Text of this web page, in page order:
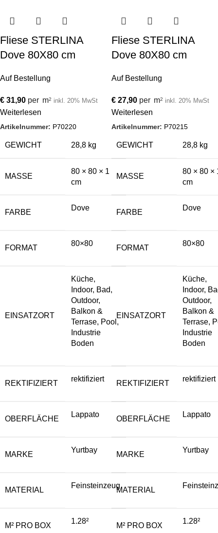
Fliese STERLINA
Dove 80X80 cm
Auf Bestellung
€ 31,90 per m2 inkl. 20% MwSt
Weiterlesen
Artikelnummer: P70220
GEWICHT 28,8 kg
MASSE
80 × 80 × 1
cm
FARBE
Dove
FORMAT
80×80
EINSATZORT
Küche,
Indoor, Bad,
Outdoor,
Balkon &
Terrase, Pool,
Industrie
Boden
REKTIFIZIERT
rektifiziert
OBERFLÄCHE
Lappato
MARKE
Yurtbay
MATERIAL
Feinsteinzeug
M² PRO BOX
1.28²
Fliese STERLINA
Dove 80X80 cm
Auf Bestellung
€ 27,90 per m2 inkl. 20% MwSt
Weiterlesen
Artikelnummer: P70215
GEWICHT 28,8 kg
MASSE
80 × 80 ×
cm
FARBE
Dove
FORMAT
80×80
EINSATZORT
Küche,
Indoor,
Outdoor,
Balkon &
Terrase,
Industrie
Boden
REKTIFIZIERT
rektifiziert
OBERFLÄCHE
Lappato
MARKE
Yurtbay
MATERIAL
M² PRO BOX
1.28²